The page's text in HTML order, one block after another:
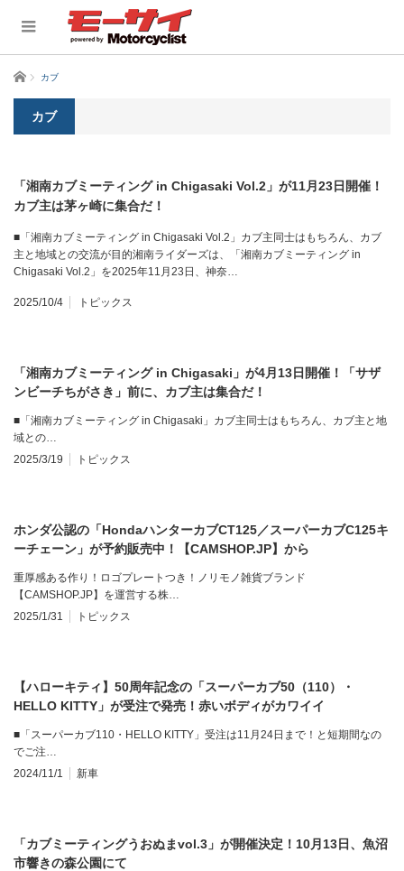
ホーム カブ
カブ
「湘南カブミーティング in Chigasaki Vol.2」が11月23日開催！
カブ主は茅ヶ崎に集合だ！
■「湘南カブミーティング in Chigasaki Vol.2」カブ主同士はもちろん、カブ
主と地域との交流が目的湘南ライダーズは、「湘南カブミーティング in
Chigasaki Vol.2」を2025年11月23日、神奈…
2025/10/4 トピックス
「湘南カブミーティング in Chigasaki」が4月13日開催！「サザ
ンビーチちがさき」前に、カブ主は集合だ！
■「湘南カブミーティング in Chigasaki」カブ主同士はもちろん、カブ主と地
域との…
2025/3/19
トピックス
ホンダ公認の「HondaハンターカブCT125／スーパーカブC125キ
ーチェーン」が予約販売中！【CAMSHOP.JP】から
重厚感ある作り！ロゴプレートつき！ノリモノ雑貨ブランド
【CAMSHOP.JP】を運営する株…
2025/1/31
トピックス
【ハローキティ】50周年記念の「スーパーカブ50（110）・
HELLO KITTY」が受注で発売！赤いボディがカワイイ
■「スーパーカブ110・HELLO KITTY」受注は11月24日まで！と短期間なの
でご注…
2024/11/1
新車
「カブミーティングうおぬまvol.3」が開催決定！10月13日、魚沼
市響きの森公園にて